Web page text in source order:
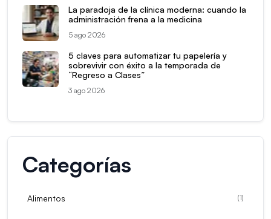
La paradoja de la clínica moderna: cuando la
administración frena a la medicina
5 ago 2026
5 claves para automatizar tu papelería y
sobrevivir con éxito a la temporada de
“Regreso a Clases”
3 ago 2026
Categorías
Alimentos (1)